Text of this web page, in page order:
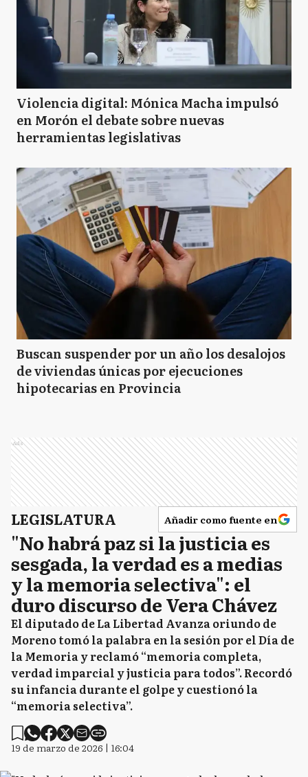
Violencia digital: Mónica Macha impulsó
en Morón el debate sobre nuevas
herramientas legislativas
Buscan suspender por un año los desalojos
de viviendas únicas por ejecuciones
hipotecarias en Provincia
Ads
LEGISLATURA Añadir como fuente en
"No habrá paz si la justicia es
sesgada, la verdad es a medias
y la memoria selectiva": el
duro discurso de Vera Chávez
El diputado de La Libertad Avanza oriundo de
Moreno tomó la palabra en la sesión por el Día de
la Memoria y reclamó “memoria completa,
verdad imparcial y justicia para todos”. Recordó
su infancia durante el golpe y cuestionó la
“memoria selectiva”.
19 de marzo de 2026 | 16:04